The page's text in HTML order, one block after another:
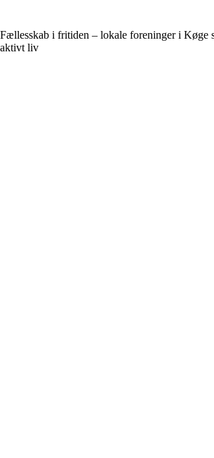
Fællesskab i fritiden – lokale foreninger i Køge
aktivt liv